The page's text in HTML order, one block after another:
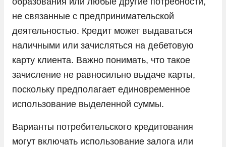
не связанные с предпринимательской
деятельностью. Кредит может выдаваться
наличными или зачисляться на дебетовую
карту клиента. Важно понимать, что такое
зачисление не равносильно выдаче карты,
поскольку предполагает единовременное
использование выделенной суммы.
Варианты потребительского кредитования
могут включать использование залога или